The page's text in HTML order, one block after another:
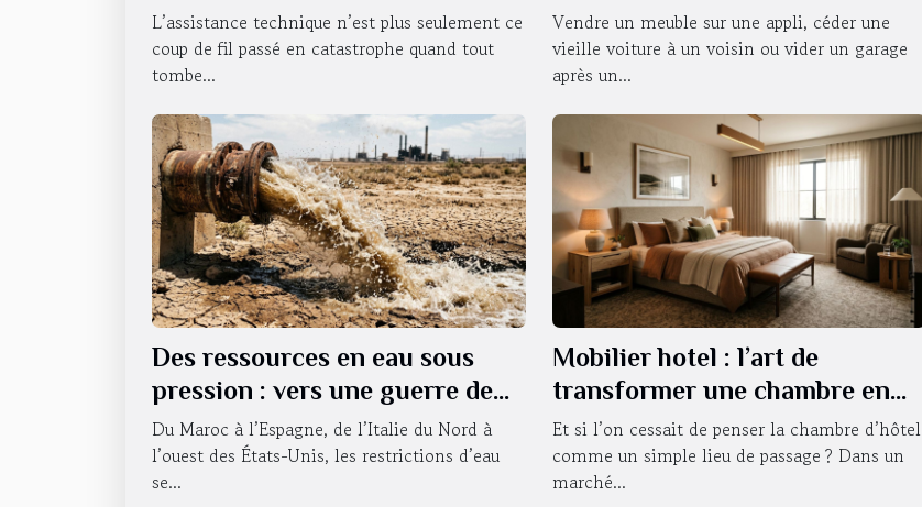
durée
L’assistance technique n’est plus seulement ce
coup de fil passé en catastrophe quand tout
tombe...
s’en défaire ?
Vendre un meuble sur une appli, céder une
vieille voiture à un voisin ou vider un garage
après un...
Des ressources en eau sous
pression : vers une guerre de
l’accessibilité ?
Du Maroc à l’Espagne, de l’Italie du Nord à
l’ouest des États-Unis, les restrictions d’eau
se...
Mobilier hotel : l’art de
transformer une chambre en
expérience sensorielle
Et si l’on cessait de penser la chambre d’hôtel
comme un simple lieu de passage ? Dans un
marché...